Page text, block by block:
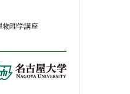
物理学講座